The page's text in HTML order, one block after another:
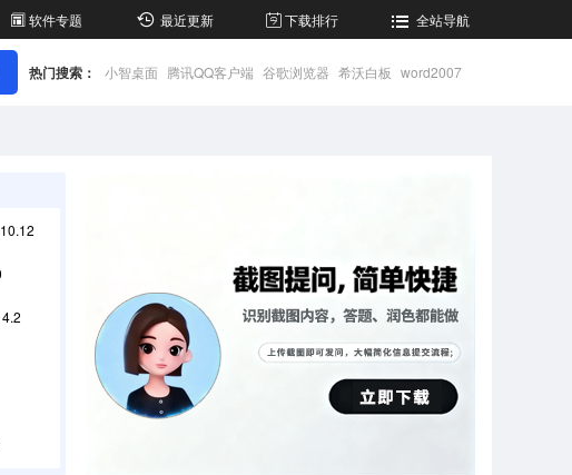
软件专题 最近更新 下载排行 全站导航
热门搜索： 小智桌面 腾讯QQ客户端 谷歌浏览器 希沃白板 word2007